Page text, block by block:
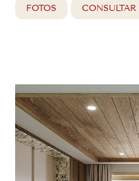
FOTOS CONSULTAR